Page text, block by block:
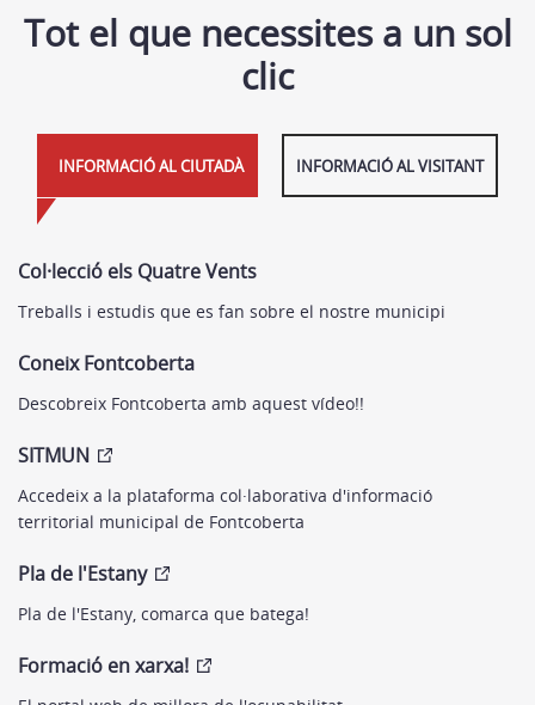
Tot el que necessites a un sol
clic
INFORMACIÓ AL CIUTADÀ INFORMACIÓ AL VISITANT
Col·lecció els Quatre Vents
Treballs i estudis que es fan sobre el nostre municipi
Coneix Fontcoberta
Descobreix Fontcoberta amb aquest vídeo!!
SITMUN
Accedeix a la plataforma col·laborativa d'informació
territorial municipal de Fontcoberta
Pla de l'Estany
Pla de l'Estany, comarca que batega!
Formació en xarxa!